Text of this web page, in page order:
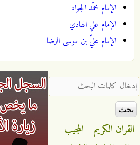
الإمام محمّد الجواد
الإمام علي الهادي
الإمام عليّ بن موسى الرضا
‏إدخال كلمات البحث ‏
القران الكريم
المجيب